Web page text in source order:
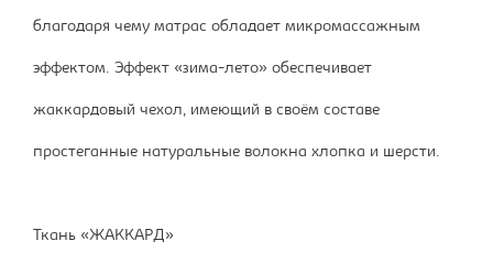
благодаря чему матрас обладает микромассажным
эффектом. Эффект «зима-лето» обеспечивает
жаккардовый чехол, имеющий в своём составе
простеганные натуральные волокна хлопка и шерсти.
Ткань «ЖАККАРД»